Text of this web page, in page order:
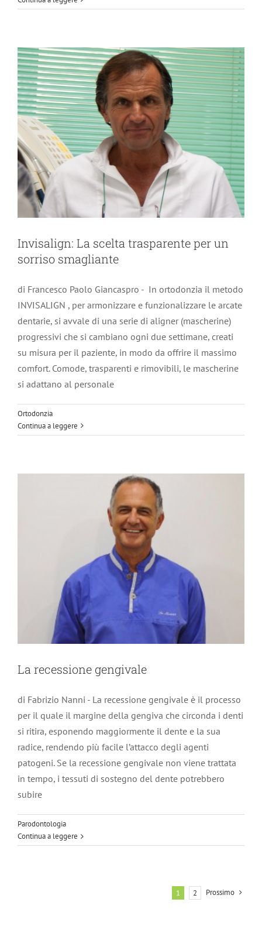
Invisalign: La scelta trasparente per un
sorriso smagliante
di Francesco Paolo Giancaspro - In ortodonzia il metodo
INVISALIGN , per armonizzare e funzionalizzare le arcate
dentarie, si avvale di una serie di aligner (mascherine)
progressivi che si cambiano ogni due settimane, creati
su misura per il paziente, in modo da offrire il massimo
comfort. Comode, trasparenti e rimovibili, le mascherine
si adattano al personale
Ortodonzia
Continua a leggere
La recessione gengivale
La recessione gengivale
di Fabrizio Nanni - La recessione gengivale è il processo
per il quale il margine della gengiva che circonda i denti
si ritira, esponendo maggiormente il dente e la sua
radice, rendendo più facile l’attacco degli agenti
patogeni. Se la recessione gengivale non viene trattata
in tempo, i tessuti di sostegno del dente potrebbero
subire
Parodontologia
Continua a leggere
1 2 Prossimo